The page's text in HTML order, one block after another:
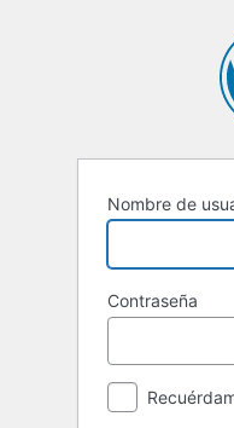
Nombre de
Contraseña